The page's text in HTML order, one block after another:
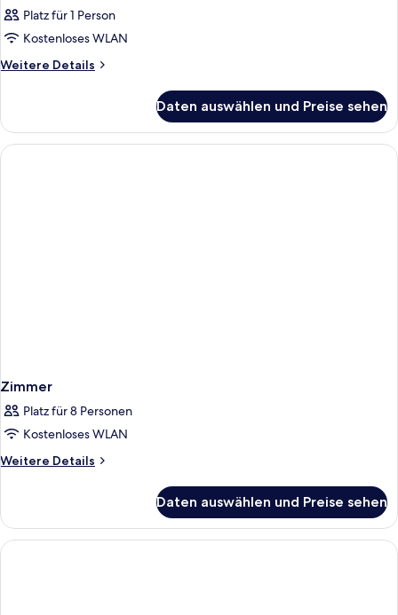
Platz für 1 Person
Kostenloses WLAN
Weitere Details
Weitere
Daten auswählen und Preise sehen
Zimmer
Platz für 8 Personen
Kostenloses WLAN
Weitere Details
Weitere
Daten auswählen und Preise sehen